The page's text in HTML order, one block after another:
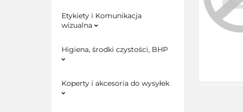
Etykiety i Komunikacja
wizualna
Higiena, środki czystości, BHP
Koperty i akcesoria do wysyłek